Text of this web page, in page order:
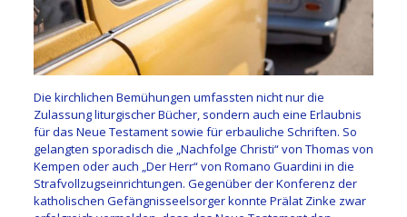
Die kirchlichen Bemühungen umfassten nicht nur die
Zulassung liturgischer Bücher, sondern auch eine Erlaubnis
für das Neue Testament sowie für erbauliche Schriften. So
gelangten sporadisch die „Nachfolge Christi“ von Thomas von
Kempen oder auch „Der Herr“ von Romano Guardini in die
Strafvollzugseinrichtungen. Gegenüber der Konferenz der
katholischen Gefängnisseelsorger konnte Prälat Zinke zwar